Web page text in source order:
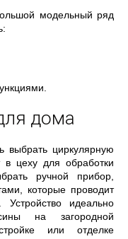
модельный ряд
дома
выбрать циркулярную
цеху для обработки
ручной прибор,
которые проводит
идеально
на загородной
или отделке